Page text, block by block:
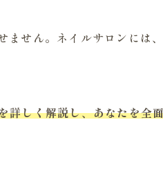
せん。ネイルサロンには
詳しく解説し、あなたを全